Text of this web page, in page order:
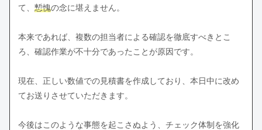
て、 慙愧の念に堪えません。
本来であれば、複数の担当者による確認を徹底すべきとこ
ろ、確認作業が不十分であったことが原因です。
現在、正しい数値での見積書を作成しており、本日中に改め
てお送りさせていただきます。
今後はこのような事態を起こさぬよう、チェック体制を強化